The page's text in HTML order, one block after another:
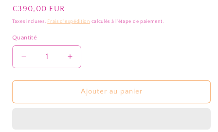
Prix
habituel
€390,00 EUR
Taxes incluses. Frais d'expédition calculés à l'étape de paiement.
Quantité
Réduire
la
quantité
Iris
Augmenter
la
quantité
Iris
Ajouter au panier